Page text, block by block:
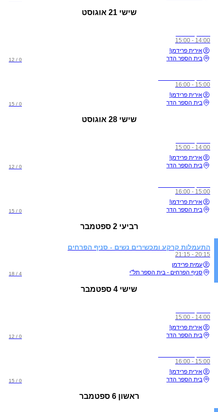
שישי 21 אוגוסט
14:00 - 15:00
אירית פרידמן!
בית הספר הדר
0 / 12
15:00 - 16:00
אירית פרידמן!
בית הספר הדר
0 / 15
שישי 28 אוגוסט
14:00 - 15:00
אירית פרידמן!
בית הספר הדר
0 / 12
15:00 - 16:00
אירית פרידמן!
בית הספר הדר
0 / 15
רביעי 2 ספטמבר
התעמלות קרקע ומכשירים נשים - סניף הפרחים
20:15 - 21:15
עמית פרידמן
סניף הפרחים - בית הספר תל"י
4 / 18
שישי 4 ספטמבר
14:00 - 15:00
אירית פרידמן!
בית הספר הדר
0 / 12
15:00 - 16:00
אירית פרידמן!
בית הספר הדר
0 / 15
ראשון 6 ספטמבר